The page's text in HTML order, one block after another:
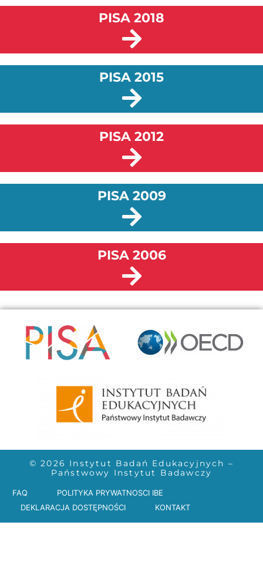
PISA 2018
PISA 2015
PISA 2012
PISA 2009
PISA 2006
© 2026 Instytut Badań Edukacyjnych –
Państwowy Instytut Badawczy
FAQ
POLITYKA PRYWATNOSCI IBE
DEKLARACJA DOSTĘPNOŚCI
KONTAKT